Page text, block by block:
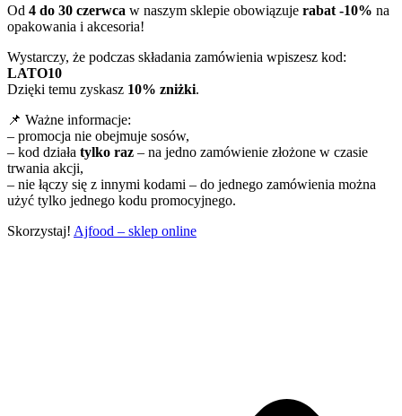
Od 4 do 30 czerwca w naszym sklepie obowiązuje rabat -10% na
opakowania i akcesoria!
Wystarczy, że podczas składania zamówienia wpiszesz kod:
LATO10
Dzięki temu zyskasz 10% zniżki.
📌 Ważne informacje:
– promocja nie obejmuje sosów,
– kod działa tylko raz – na jedno zamówienie złożone w czasie
trwania akcji,
– nie łączy się z innymi kodami – do jednego zamówienia można
użyć tylko jednego kodu promocyjnego.
Skorzystaj! Ajfood – sklep online